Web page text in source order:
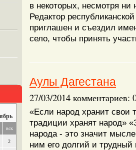
вск
2
в некоторых, несмотря
Редактор
приглашен и съездил
село, чтобы принять
Аулы Дагестана
27/03/2014 комментариев:
«Если народ хранит свои
традиции хранят народ»
народа - это значит
ним его долгий и